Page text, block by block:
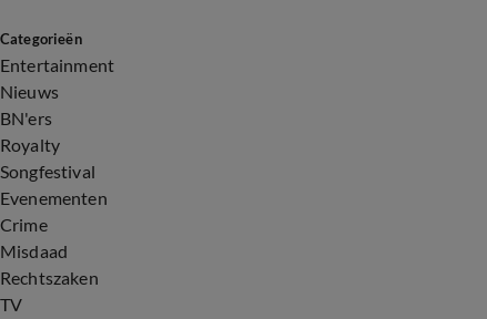
Categorieën
Entertainment
Nieuws
BN'ers
Royalty
Songfestival
Evenementen
Crime
Misdaad
Rechtszaken
TV